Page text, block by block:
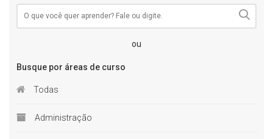
ou
Busque por áreas de curso
Todas
Administração